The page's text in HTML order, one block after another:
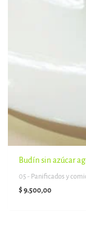
Budín sin azúcar
05 - Panificados y
$9.500,00